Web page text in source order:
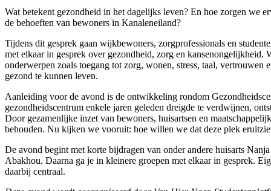
Wat betekent gezondheid in het dagelijks leven? En hoe zorgen we
de behoeften van bewoners in Kanaleneiland?
Tijdens dit gesprek gaan wijkbewoners, zorgprofessionals en
met elkaar in gesprek over gezondheid, zorg en kansenongelijkheid.
onderwerpen zoals toegang tot zorg, wonen, stress, taal, vertrouwen
gezond te kunnen leven.
Aanleiding voor de avond is de ontwikkeling rondom
gezondheidscentrum enkele jaren geleden dreigde te verdwijnen,
Door gezamenlijke inzet van bewoners, huisartsen en
behouden. Nu kijken we vooruit: hoe willen we dat deze plek
De avond begint met korte bijdragen van onder andere huisarts
Abakhou. Daarna ga je in kleinere groepen met elkaar in gesprek.
daarbij centraal.